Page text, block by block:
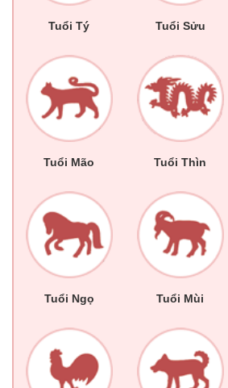
Tuổi Tý Tuổi Sửu
Tuổi Mão Tuổi Thìn
Tuổi Ngọ Tuổi Mùi